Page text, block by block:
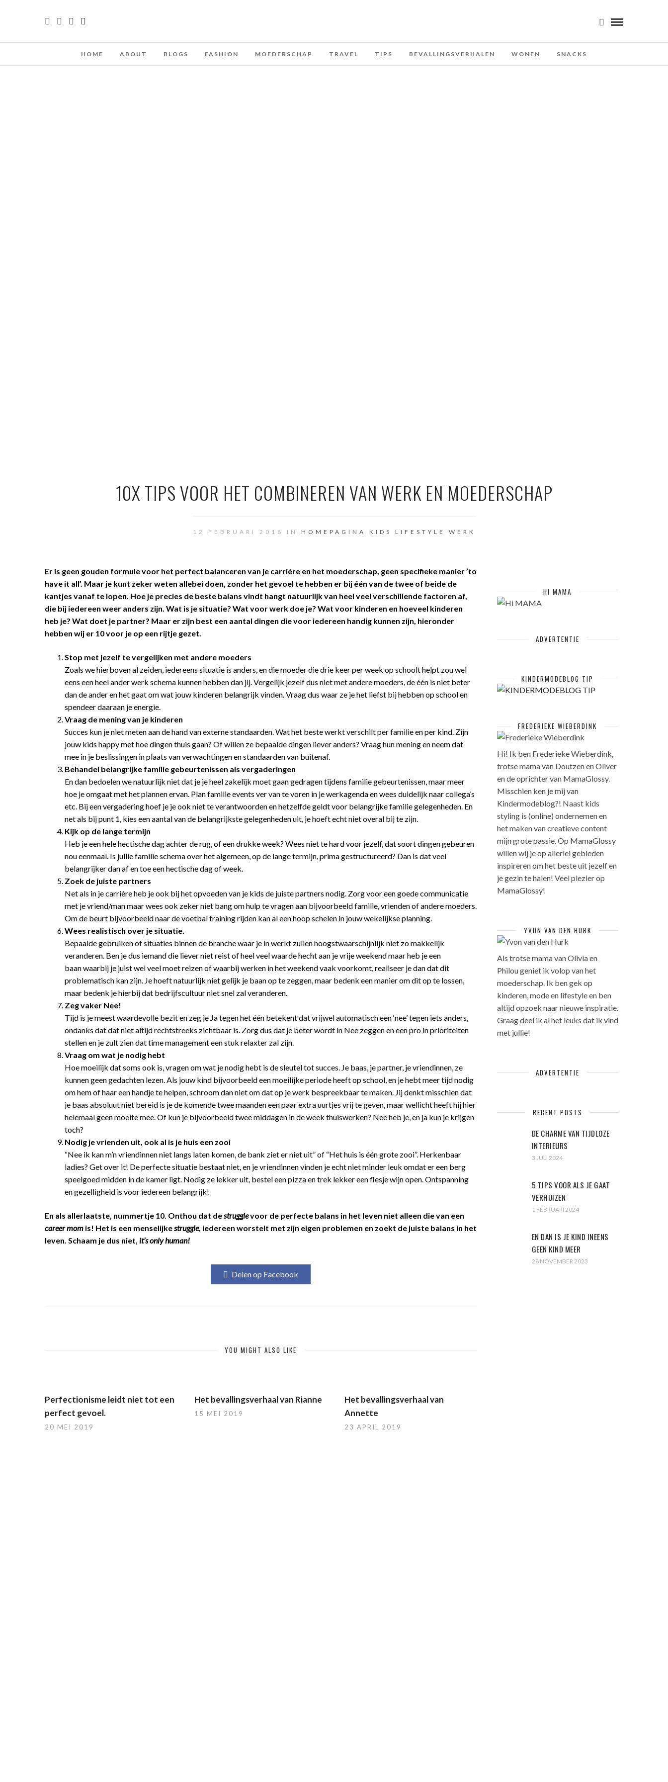
HOME ABOUT BLOGS FASHION MOEDERSCHAP TRAVEL TIPS BEVALLINGSVERHALEN WONEN SNACKS
10X TIPS VOOR HET COMBINEREN VAN WERK EN MOEDERSCHAP
12 FEBRUARI 2018 IN HOMEPAGINA KIDS LIFESTYLE WERK
Er is geen gouden formule voor het perfect balanceren van je carrière en het moederschap, geen specifieke manier ’to
have it all’. Maar je kunt zeker weten allebei doen, zonder het gevoel te hebben er bij één van de twee of beide de
kantjes vanaf te lopen. Hoe je precies de beste balans vindt hangt natuurlijk van heel veel verschillende factoren af,
die bij iedereen weer anders zijn. Wat is je situatie? Wat voor werk doe je? Wat voor kinderen en hoeveel kinderen
heb je? Wat doet je partner? Maar er zijn best een aantal dingen die voor iedereen handig kunnen zijn, hieronder
hebben wij er 10 voor je op een rijtje gezet.
Stop met jezelf te vergelijken met andere moeders
Zoals we hierboven al zeiden, iedereens situatie is anders, en die moeder die drie keer per week op schoolt helpt zou wel
eens een heel ander werk schema kunnen hebben dan jij. Vergelijk jezelf dus niet met andere moeders, de één is niet beter
dan de ander en het gaat om wat jouw kinderen belangrijk vinden. Vraag dus waar ze je het liefst bij hebben op school en
spendeer daaraan je energie.
Vraag de mening van je kinderen
Succes kun je niet meten aan de hand van externe standaarden. Wat het beste werkt verschilt per familie en per kind. Zijn
jouw kids happy met hoe dingen thuis gaan? Of willen ze bepaalde dingen liever anders? Vraag hun mening en neem dat
mee in je beslissingen in plaats van verwachtingen en standaarden van buitenaf.
Behandel belangrijke familie gebeurtenissen als vergaderingen
En dan bedoelen we natuurlijk niet dat je je heel zakelijk moet gaan gedragen tijdens familie gebeurtenissen, maar meer
hoe je omgaat met het plannen ervan. Plan familie events ver van te voren in je werkagenda en wees duidelijk naar collega’s
etc. Bij een vergadering hoef je je ook niet te verantwoorden en hetzelfde geldt voor belangrijke familie gelegenheden. En
net als bij punt 1, kies een aantal van de belangrijkste gelegenheden uit, je hoeft echt niet overal bij te zijn.
Kijk op de lange termijn
Heb je een hele hectische dag achter de rug, of een drukke week? Wees niet te hard voor jezelf, dat soort dingen gebeuren
nou eenmaal. Is jullie familie schema over het algemeen, op de lange termijn, prima gestructureerd? Dan is dat veel
belangrijker dan af en toe een hectische dag of week.
Zoek de juiste partners
Net als in je carrière heb je ook bij het opvoeden van je kids de juiste partners nodig. Zorg voor een goede communicatie
met je vriend/man maar wees ook zeker niet bang om hulp te vragen aan bijvoorbeeld familie, vrienden of andere moeders.
Om de beurt bijvoorbeeld naar de voetbal training rijden kan al een hoop schelen in jouw wekelijkse planning.
Wees realistisch over je situatie.
Bepaalde gebruiken of situaties binnen de branche waar je in werkt zullen hoogstwaarschijnlijk niet zo makkelijk
veranderen. Ben je dus iemand die liever niet reist of heel veel waarde hecht aan je vrije weekend maar heb je een
baan waarbij je juist wel veel moet reizen of waarbij werken in het weekend vaak voorkomt, realiseer je dan dat dit
problematisch kan zijn. Je hoeft natuurlijk niet gelijk je baan op te zeggen, maar bedenk een manier om dit op te lossen,
maar bedenk je hierbij dat bedrijfscultuur niet snel zal veranderen.
Zeg vaker Nee!
Tijd is je meest waardevolle bezit en zeg je Ja tegen het één betekent dat vrijwel automatisch een ‘nee’ tegen iets anders,
ondanks dat dat niet altijd rechtstreeks zichtbaar is. Zorg dus dat je beter wordt in Nee zeggen en een pro in prioriteiten
stellen en je zult zien dat time management een stuk relaxter zal zijn.
Vraag om wat je nodig hebt
Hoe moeilijk dat soms ook is, vragen om wat je nodig hebt is de sleutel tot succes. Je baas, je partner, je vriendinnen, ze
kunnen geen gedachten lezen. Als jouw kind bijvoorbeeld een moeilijke periode heeft op school, en je hebt meer tijd nodig
om hem of haar een handje te helpen, schroom dan niet om dat op je werk bespreekbaar te maken. Jij denkt misschien dat
je baas absoluut niet bereid is je de komende twee maanden een paar extra uurtjes vrij te geven, maar wellicht heeft hij hier
helemaal geen moeite mee. Of kun je bijvoorbeeld twee middagen in de week thuiswerken? Nee heb je, en ja kun je krijgen
toch?
Nodig je vrienden uit, ook al is je huis een zooi
“Nee ik kan m’n vriendinnen niet langs laten komen, de bank ziet er niet uit” of “Het huis is één grote zooi”. Herkenbaar
ladies? Get over it! De perfecte situatie bestaat niet, en je vriendinnen vinden je echt niet minder leuk omdat er een berg
speelgoed midden in de kamer ligt. Nodig ze lekker uit, bestel een pizza en trek lekker een flesje wijn open. Ontspanning
en gezelligheid is voor iedereen belangrijk!
En als allerlaatste, nummertje 10. Onthou dat destrugglevoor de perfecte balans in het leven niet alleen die van een
career mom is! Het is een menselijkestruggle, iedereen worstelt met zijn eigen problemen en zoekt de juiste balans in het
leven. Schaam je dus niet, it’s only human!
Delen op Facebook
YOU MIGHT ALSO LIKE
Perfectionisme leidt niet tot een
perfect gevoel.
20 MEI 2019
Het bevallingsverhaal van Rianne
15 MEI 2019
Het bevallingsverhaal van
Annette
23 APRIL 2019
HI MAMA
ADVERTENTIE
KINDERMODEBLOG TIP
FREDERIEKE WIEBERDINK
Hi! Ik ben Frederieke Wieberdink,
trotse mama van Doutzen en Oliver
en de oprichter van MamaGlossy.
Misschien ken je mij van
Kindermodeblog?! Naast kids
styling is (online) ondernemen en
het maken van creatieve content
mijn grote passie. Op MamaGlossy
willen wij je op allerlei gebieden
inspireren om het beste uit jezelf en
je gezin te halen! Veel plezier op
MamaGlossy!
YVON VAN DEN HURK
Als trotse mama van Olivia en
Philou geniet ik volop van het
moederschap. Ik ben gek op
kinderen, mode en lifestyle en ben
altijd opzoek naar nieuwe inspiratie.
Graag deel ik al het leuks dat ik vind
met jullie!
ADVERTENTIE
RECENT POSTS
DE CHARME VAN TIJDLOZE
INTERIEURS
3 JULI 2024
5 TIPS VOOR ALS JE GAAT
VERHUIZEN
1 FEBRUARI 2024
EN DAN IS JE KIND INEENS
GEEN KIND MEER
28 NOVEMBER 2023